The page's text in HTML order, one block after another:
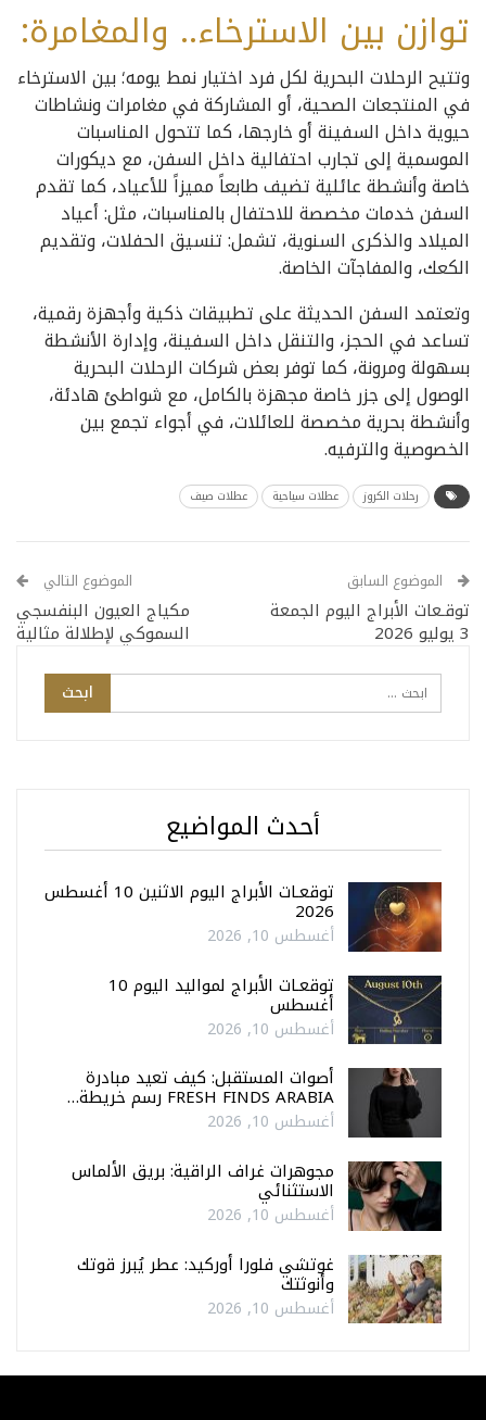
توازن بين الاسترخاء.. والمغامرة:
وتتيح الرحلات البحرية لكل فرد اختيار نمط يومه؛ بين الاسترخاء
في المنتجعات الصحية، أو المشاركة في مغامرات ونشاطات
حيوية داخل السفينة أو خارجها، كما تتحول المناسبات
الموسمية إلى تجارب احتفالية داخل السفن، مع ديكورات
خاصة وأنشطة عائلية تضيف طابعاً مميزاً للأعياد، كما تقدم
السفن خدمات مخصصة للاحتفال بالمناسبات، مثل: أعياد
الميلاد والذكرى السنوية، تشمل: تنسيق الحفلات، وتقديم
الكعك، والمفاجآت الخاصة.
وتعتمد السفن الحديثة على تطبيقات ذكية وأجهزة رقمية،
تساعد في الحجز، والتنقل داخل السفينة، وإدارة الأنشطة
بسهولة ومرونة، كما توفر بعض شركات الرحلات البحرية
الوصول إلى جزر خاصة مجهزة بالكامل، مع شواطئ هادئة،
وأنشطة بحرية مخصصة للعائلات، في أجواء تجمع بين
الخصوصية والترفيه.
رحلات الكروز عطلات سياحية عطلات صيف
الموضوع السابق
توقـعات الأبراج اليوم الجمعة
3 يوليو 2026
الموضوع التالي
مكياج العيون البنفسجي
السموكي لإطلالة مثالية
أحدث المواضيع
توقعـات الأبراج اليوم الاثنين 10 أغسطس
2026
أغسطس 10, 2026
توقعـات الأبراج لمواليد اليوم 10
أغسطس
أغسطس 10, 2026
أصوات المستقبل: كيف تعيد مبادرة
FRESH FINDS ARABIA رسم خريطة…
أغسطس 10, 2026
مجوهرات غراف الراقية: بريق الألماس
الاستثنائي
أغسطس 10, 2026
غوتشي فلورا أوركيد: عطر يُبرز قوتك
وأنوثتك
أغسطس 10, 2026